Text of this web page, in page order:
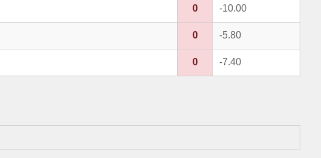
0 -10.00
0 -5.80
0 -7.40